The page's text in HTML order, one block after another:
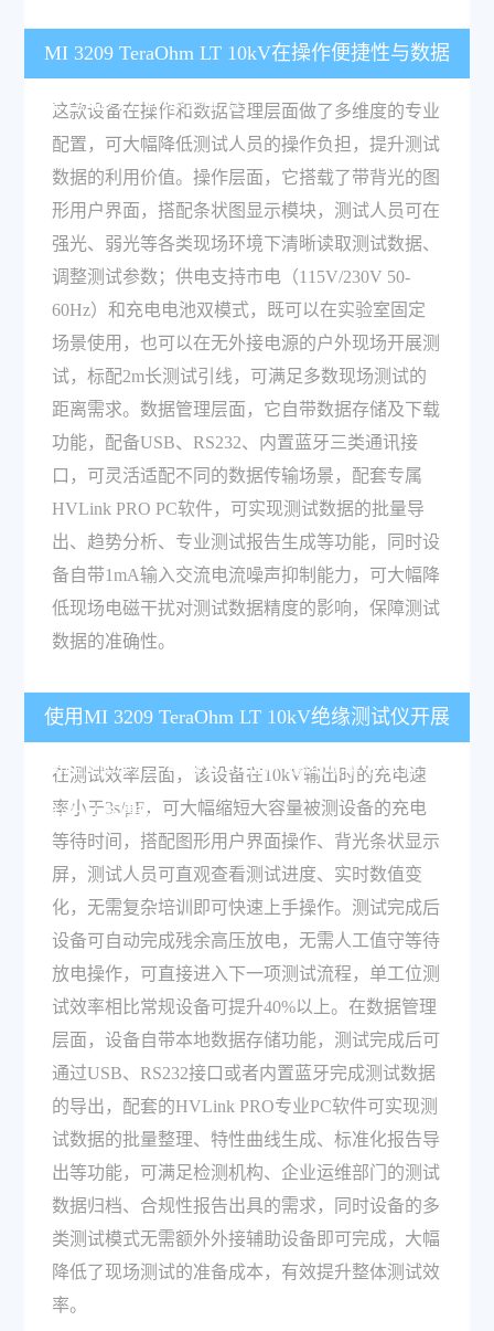
MI 3209 TeraOhm LT 10kV在操作便捷性与数据
管理能力上有哪些配置？
这款设备在操作和数据管理层面做了多维度的专业
配置，可大幅降低测试人员的操作负担，提升测试
数据的利用价值。操作层面，它搭载了带背光的图
形用户界面，搭配条状图显示模块，测试人员可在
强光、弱光等各类现场环境下清晰读取测试数据、
调整测试参数；供电支持市电（115V/230V 50-
60Hz）和充电电池双模式，既可以在实验室固定
场景使用，也可以在无外接电源的户外现场开展测
试，标配2m长测试引线，可满足多数现场测试的
距离需求。数据管理层面，它自带数据存储及下载
功能，配备USB、RS232、内置蓝牙三类通讯接
口，可灵活适配不同的数据传输场景，配套专属
HVLink PRO PC软件，可实现测试数据的批量导
出、趋势分析、专业测试报告生成等功能，同时设
备自带1mA输入交流电流噪声抑制能力，可大幅降
低现场电磁干扰对测试数据精度的影响，保障测试
数据的准确性。
使用MI 3209 TeraOhm LT 10kV绝缘测试仪开展
高压测试时，有哪些可提升测试效率与数据管理
能力的配置？
在测试效率层面，该设备在10kV输出时的充电速
率小于3s/μF，可大幅缩短大容量被测设备的充电
等待时间，搭配图形用户界面操作、背光条状显示
屏，测试人员可直观查看测试进度、实时数值变
化，无需复杂培训即可快速上手操作。测试完成后
设备可自动完成残余高压放电，无需人工值守等待
放电操作，可直接进入下一项测试流程，单工位测
试效率相比常规设备可提升40%以上。在数据管理
层面，设备自带本地数据存储功能，测试完成后可
通过USB、RS232接口或者内置蓝牙完成测试数据
的导出，配套的HVLink PRO专业PC软件可实现测
试数据的批量整理、特性曲线生成、标准化报告导
出等功能，可满足检测机构、企业运维部门的测试
数据归档、合规性报告出具的需求，同时设备的多
类测试模式无需额外外接辅助设备即可完成，大幅
降低了现场测试的准备成本，有效提升整体测试效
率。